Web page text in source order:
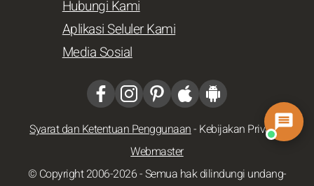
Hubungi Kami
Aplikasi Seluler Kami
Media Sosial
Syarat dan Ketentuan Penggunaan- Kebijakan Privasi-
Webmaster
© Copyright 2006-2026 - Semua hak dilindungi undang-